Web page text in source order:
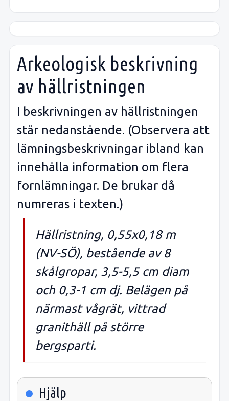
Arkeologisk beskrivning
av hällristningen
I beskrivningen av hällristningen
står nedanstående. (Observera att
lämningsbeskrivningar ibland kan
innehålla information om flera
fornlämningar. De brukar då
numreras i texten.)
Hällristning, 0,55x0,18 m
(NV-SÖ), bestående av 8
skålgropar, 3,5-5,5 cm diam
och 0,3-1 cm dj. Belägen på
närmast vågrät, vittrad
granithäll på större
bergsparti.
Hjälp